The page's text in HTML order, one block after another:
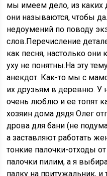
мы имеем дело, из каких
они называются, чтобы
недоумений по поводу
слов.Перечисление
как песня, настолько
уху не понятны.На эту
анекдот. Как-то мы с
их друзьям в деревню. У
очень люблю и ее топят
хозяин дома дядя Олег
дрова для бани (не
а заставляют работать
тонкие палочки-отходы
палочки пилим, а я
палку на притужальник, и